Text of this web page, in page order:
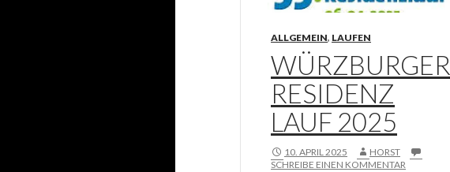
ALLGEMEIN, LAUFEN
WÜRZBURGER
RESIDENZ
LAUF 2025
10. APRIL 2025
HORST
SCHREIBE EINEN KOMMENTAR